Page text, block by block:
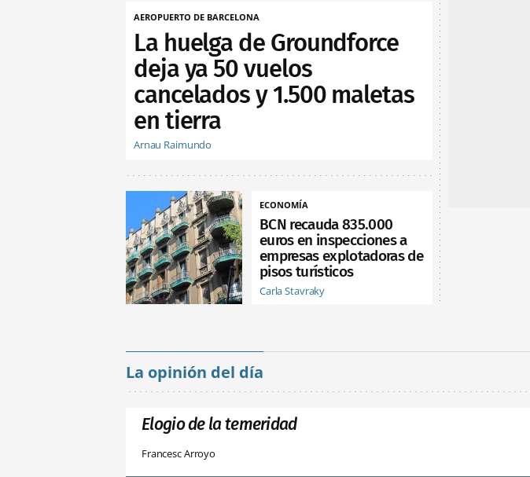
AEROPUERTO DE BARCELONA
La huelga de Groundforce
deja ya 50 vuelos
cancelados y 1.500 maletas
en tierra
Arnau Raimundo
ECONOMÍA
BCN recauda 835.000
euros en inspecciones a
empresas explotadoras de
pisos turísticos
Carla Stavraky
La opinión del día
Elogio de la temeridad
Francesc Arroyo